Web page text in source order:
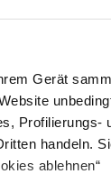
Gerät
Profilierungs-
handeln.
ablehnen“